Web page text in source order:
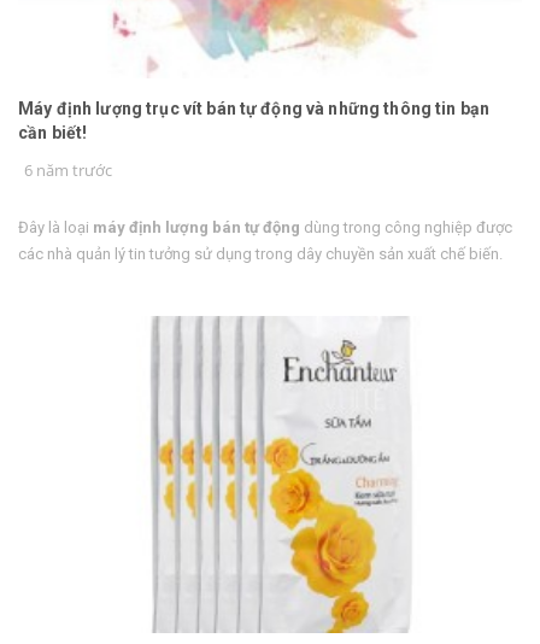
Máy định lượng trục vít bán tự động và những thông tin bạn
cần biết!
6 năm trước
Đây là loại máy định lượng bán tự động dùng trong công nghiệp được
các nhà quản lý tin tưởng sử dụng trong dây chuyền sản xuất chế biến.